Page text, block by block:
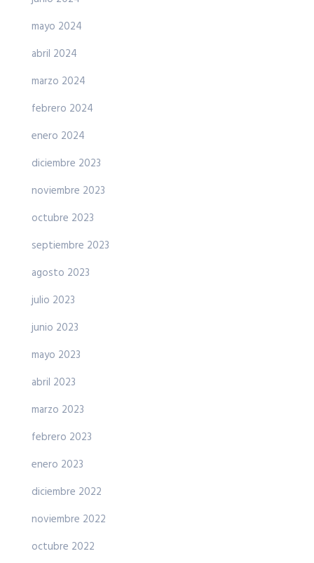
mayo 2024
abril 2024
marzo 2024
febrero 2024
enero 2024
diciembre 2023
noviembre 2023
octubre 2023
septiembre 2023
agosto 2023
julio 2023
junio 2023
mayo 2023
abril 2023
marzo 2023
febrero 2023
enero 2023
diciembre 2022
noviembre 2022
octubre 2022